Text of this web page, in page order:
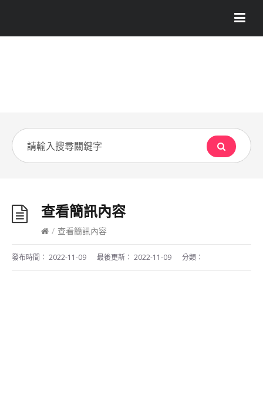
查看簡訊內容
/ 查看簡訊內容
發布時間： 2022-11-09 最後更新： 2022-11-09 分類：